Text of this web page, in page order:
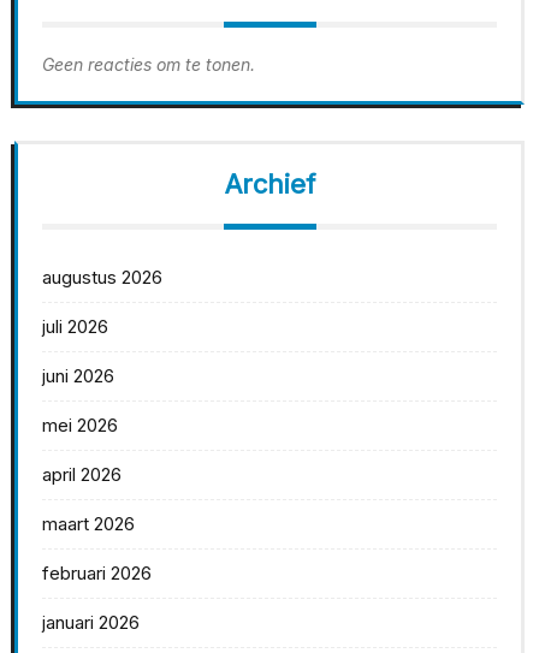
Geen reacties om te tonen.
Archief
augustus 2026
juli 2026
juni 2026
mei 2026
april 2026
maart 2026
februari 2026
januari 2026